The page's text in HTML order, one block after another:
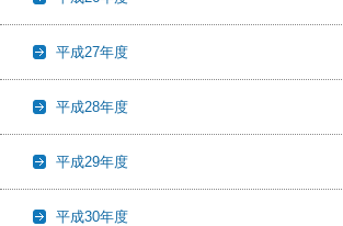
平成27年度
平成28年度
平成29年度
平成30年度